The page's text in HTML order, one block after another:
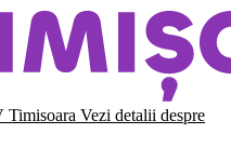
Timisoara Vezi detalii despre